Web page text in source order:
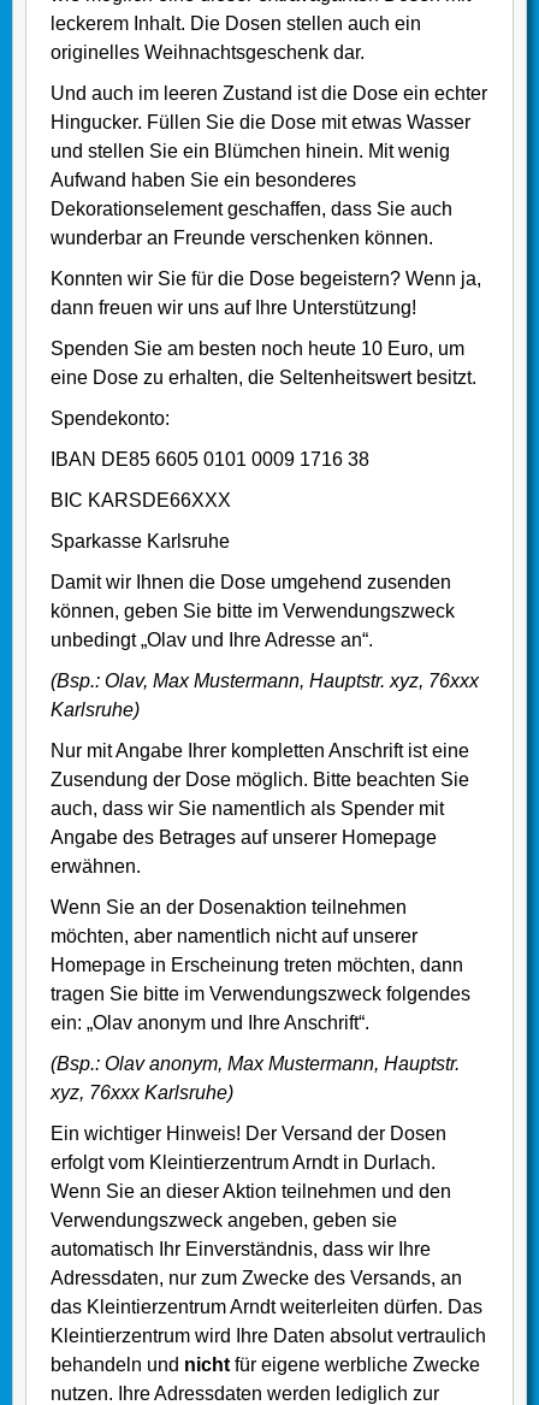
leckerem Inhalt. Die Dosen stellen auch ein
originelles Weihnachtsgeschenk dar.
Und auch im leeren Zustand ist die Dose ein echter
Hingucker. Füllen Sie die Dose mit etwas Wasser
und stellen Sie ein Blümchen hinein. Mit wenig
Aufwand haben Sie ein besonderes
Dekorationselement geschaffen, dass Sie auch
wunderbar an Freunde verschenken können.
Konnten wir Sie für die Dose begeistern? Wenn ja,
dann freuen wir uns auf Ihre Unterstützung!
Spenden Sie am besten noch heute 10 Euro, um
eine Dose zu erhalten, die Seltenheitswert besitzt.
Spendekonto:
IBAN DE85 6605 0101 0009 1716 38
BIC KARSDE66XXX
Sparkasse Karlsruhe
Damit wir Ihnen die Dose umgehend zusenden
können, geben Sie bitte im Verwendungszweck
unbedingt „Olav und Ihre Adresse an“.
(Bsp.: Olav, Max Mustermann, Hauptstr. xyz, 76xxx
Karlsruhe)
Nur mit Angabe Ihrer kompletten Anschrift ist eine
Zusendung der Dose möglich. Bitte beachten Sie
auch, dass wir Sie namentlich als Spender mit
Angabe des Betrages auf unserer Homepage
erwähnen.
Wenn Sie an der Dosenaktion teilnehmen
möchten, aber namentlich nicht auf unserer
Homepage in Erscheinung treten möchten, dann
tragen Sie bitte im Verwendungszweck folgendes
ein: „Olav anonym und Ihre Anschrift“.
(Bsp.: Olav anonym, Max Mustermann, Hauptstr.
xyz, 76xxx Karlsruhe)
Ein wichtiger Hinweis! Der Versand der Dosen
erfolgt vom Kleintierzentrum Arndt in Durlach.
Wenn Sie an dieser Aktion teilnehmen und den
Verwendungszweck angeben, geben sie
automatisch Ihr Einverständnis, dass wir Ihre
Adressdaten, nur zum Zwecke des Versands, an
das Kleintierzentrum Arndt weiterleiten dürfen. Das
Kleintierzentrum wird Ihre Daten absolut vertraulich
behandeln und nicht für eigene werbliche Zwecke
nutzen. Ihre Adressdaten werden lediglich zur